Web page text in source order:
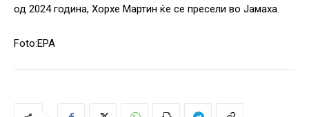
од 2024 година, Хорхе Мартин ќе се пресели во Јамаха.
Foto:EPA